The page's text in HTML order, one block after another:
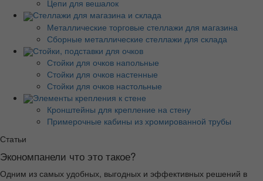
Цепи для вешалок
Стеллажи для магазина и склада
Металлические торговые стеллажи для магазина
Сборные металлические стеллажи для склада
Стойки, подставки для очков
Стойки для очков напольные
Стойки для очков настенные
Стойки для очков настольные
Элементы крепления к стене
Кронштейны для крепление на стену
Примерочные кабины из хромированной трубы
Статьи
Экономпанели что это такое?
Одним из самых удобных, выгодных и эффективных решений в